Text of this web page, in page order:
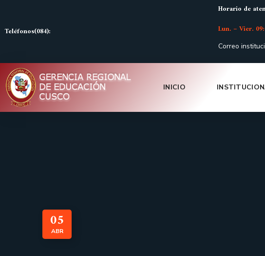
Teléfonos(084):
Horario de
Lun. – Vier.
Correo
INICIO
05
ABR